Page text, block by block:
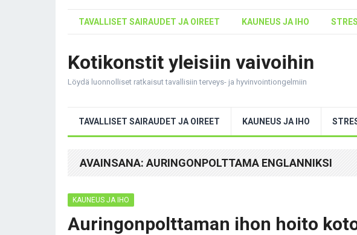
TAVALLISET SAIRAUDET JA OIREET KAUNEUS JA IHO
Kotikonstit yleisiin vaivoihin
Löydä luonnolliset ratkaisut tavallisiin terveys- ja hyvinvointiongelmiin
TAVALLISET SAIRAUDET JA OIREET KAUNEUS JA IHO
AVAINSANA: AURINGONPOLTTAMA ENGLANNIKSI
KAUNEUS JA IHO
Auringonpolttaman ihon hoito